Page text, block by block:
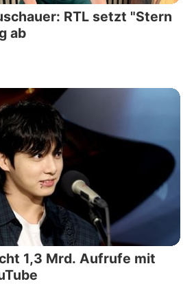
RTL setzt "Stern
ab
1,3 Mrd. Aufrufe mit